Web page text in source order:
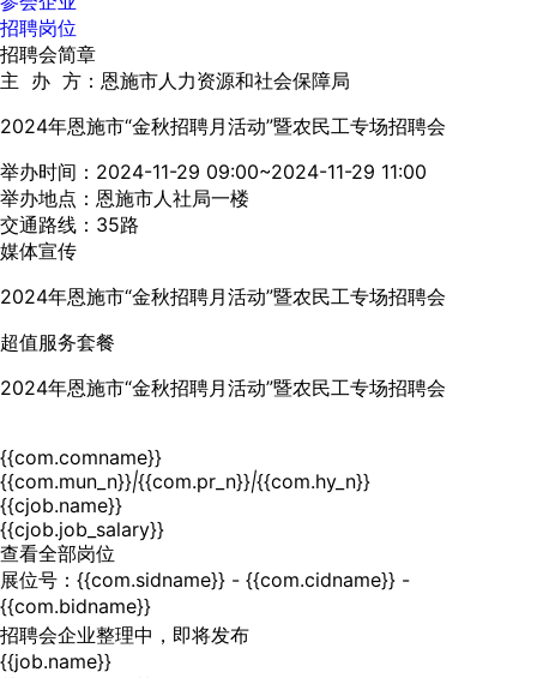
招聘岗位
招聘会简章
主 办 方：恩施市人力资源和社会保障局
2024年恩施市“金秋招聘月活动”暨农民工专场招聘会
举办时间：2024-11-29 09:00~2024-11-29 11:00
举办地点：恩施市人社局一楼
交通路线：35路
媒体宣传
2024年恩施市“金秋招聘月活动”暨农民工专场招聘会
超值服务套餐
2024年恩施市“金秋招聘月活动”暨农民工专场招聘会
{{com.comname}}
{{com.mun_n}}|{{com.pr_n}}|{{com.hy_n}}
{{cjob.name}}
{{cjob.job_salary}}
查看全部岗位
展位号：{{com.sidname}} - {{com.cidname}} -
{{com.bidname}}
招聘会企业整理中，即将发布
{{job.name}}